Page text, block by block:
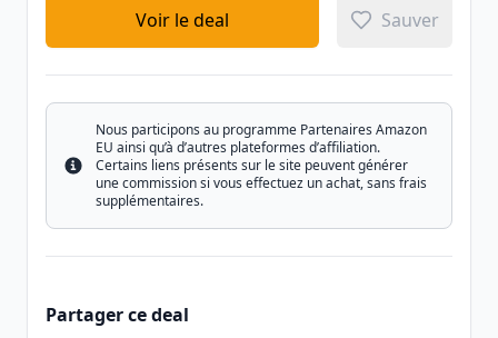
Voir le deal Sauver
Info
Nous participons au programme Partenaires Amazon
EU ainsi qu’à d’autres plateformes d’affiliation.
Certains liens présents sur le site peuvent générer
une commission si vous effectuez un achat, sans frais
supplémentaires.
Partager ce deal